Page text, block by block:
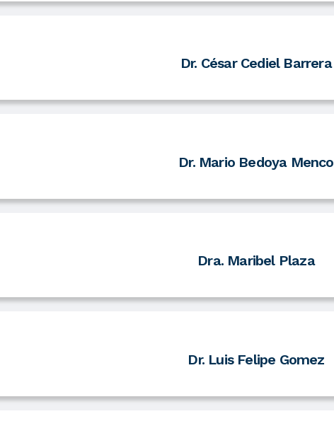
Dr. César Cediel Barrera
Dr. Mario Bedoya Menco
Dra. Maribel Plaza
Dr. Luis Felipe Gomez